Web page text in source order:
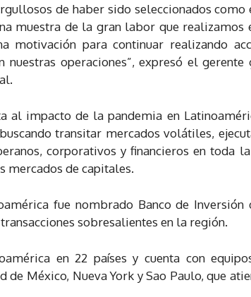
de haber sido seleccionados como
muestra de la gran labor que realizamos
motivación para continuar realizando
operaciones”, expresó el gerente
al impacto de la pandemia en
transitar mercados volátiles,
corporativos y financieros en toda
mercados de capitales.
fue nombrado Banco de
sobresalientes en la región.
en 22 países y cuenta con
de México, Nueva York y Sao Paulo, que